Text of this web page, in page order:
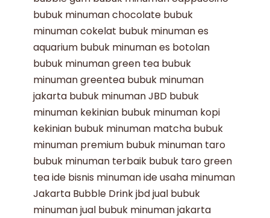
bubuk minuman chocolate bubuk
minuman cokelat bubuk minuman es
aquarium bubuk minuman es botolan
bubuk minuman green tea bubuk
minuman greentea bubuk minuman
jakarta bubuk minuman JBD bubuk
minuman kekinian bubuk minuman kopi
kekinian bubuk minuman matcha bubuk
minuman premium bubuk minuman taro
bubuk minuman terbaik bubuk tarogreen
teaide bisnis minumanide usaha minuman
Jakarta Bubble Drinkjbdjual bubuk
minumanjual bubuk minuman jakarta